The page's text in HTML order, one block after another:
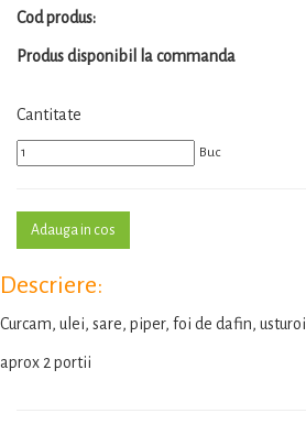
Cod produs:
Produs disponibil la commanda
Cantitate
Buc
Descriere:
Curcam, ulei, sare, piper, foi de dafin, usturoi
aprox 2 portii